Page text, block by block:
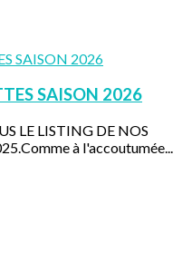
SAISON 2026
LE LISTING DE NOS
à l'accoutumée...